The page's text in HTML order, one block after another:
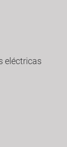
eléctricas